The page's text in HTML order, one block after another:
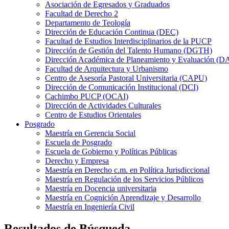
Asociación de Egresados y Graduados
Facultad de Derecho 2
Departamento de Teología
Dirección de Educación Continua (DEC)
Facultad de Estudios Interdisciplinarios de la PUCP
Dirección de Gestión del Talento Humano (DGTH)
Dirección Académica de Planeamiento y Evaluación
Facultad de Arquitectura y Urbanismo
Centro de Asesoría Pastoral Universitaria (CAPU)
Dirección de Comunicación Institucional (DCI)
Cachimbo PUCP (OCAI)
Dirección de Actividades Culturales
Centro de Estudios Orientales
Posgrado
Maestría en Gerencia Social
Escuela de Posgrado
Escuela de Gobierno y Políticas Públicas
Derecho y Empresa
Maestría en Derecho c.m. en Política Jurisdiccional
Maestría en Regulación de los Servicios Públicos
Maestría en Docencia universitaria
Maestría en Cognición Aprendizaje y Desarrollo
Maestría en Ingeniería Civil